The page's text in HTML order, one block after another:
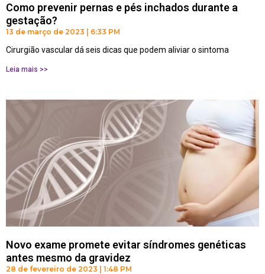
Como prevenir pernas e pés inchados durante a
gestação?
13 de março de 2023 6:33 PM
Cirurgião vascular dá seis dicas que podem aliviar o sintoma
Leia mais >>
Novo exame promete evitar síndromes genéticas
antes mesmo da gravidez
28 de fevereiro de 2023 1:48 PM